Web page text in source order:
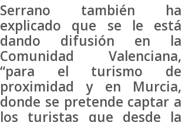
Serrano también ha
explicado que se le está
dando difusión en la
Comunidad Valenciana,
“para el turismo de
proximidad y en Murcia,
donde se pretende captar a
los turistas que desde la